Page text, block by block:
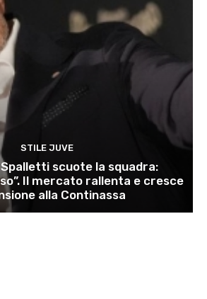
STILE JUVE
scuote la squadra:
Il mercato rallenta e cresce
alla Continassa